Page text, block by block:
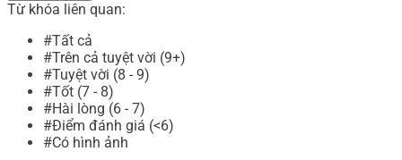
Từ khóa liên quan:
#Tất cả
#Trên cả tuyệt vời (9+)
#Tuyệt vời (8 - 9)
#Tốt (7 - 8)
#Hài lòng (6 - 7)
#Điểm đánh giá (<6)
#Có hình ảnh